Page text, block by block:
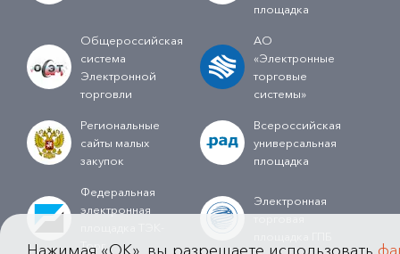
площадка
Общероссийская
система
Электронной
торговли
АО
«Электронные
торговые
системы»
Региональные
сайты малых
закупок
Всероссийская
универсальная
площадка
Федеральная
электронная
Торг
Электронная
торговая